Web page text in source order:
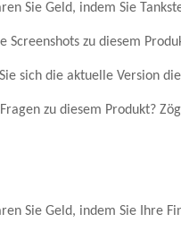
Sie Geld, indem Sie
Screenshots zu diesem
sich die aktuelle Version
zu diesem Produkt?
Sie Geld, indem Sie Ihre